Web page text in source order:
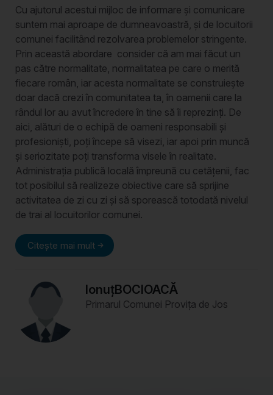
Cu ajutorul acestui mijloc de informare și comunicare
suntem mai aproape de dumneavoastră, și de locuitorii
comunei facilitând rezolvarea problemelor stringente.
Prin această abordare consider că am mai făcut un
pas către normalitate, normalitatea pe care o merită
fiecare român, iar acesta normalitate se construiește
doar dacă crezi în comunitatea ta, în oamenii care la
rândul lor au avut încredere în tine să îi reprezinți. De
aici, alături de o echipă de oameni responsabili și
profesioniști, poți începe să visezi, iar apoi prin muncă
și seriozitate poți transforma visele în realitate.
Administrația publică locală împreună cu cetățenii, fac
tot posibilul să realizeze obiective care să sprijine
activitatea de zi cu zi și să sporească totodată nivelul
de trai al locuitorilor comunei.
Citește mai mult
IonuțBOCIOACĂ
Primarul Comunei Provița de Jos